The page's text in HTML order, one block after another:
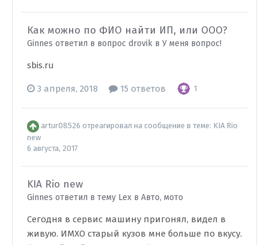
Как можно по ФИО найти ИП, или ООО?
Ginnes ответил в вопрос drovik в У меня вопрос!
sbis.ru
3 апреля, 2018 15 ответов 1
artur08526 отреагировал на сообщение в теме: KIA Rio
new
6 августа, 2017
KIA Rio new
Ginnes ответил в тему Lex в Авто, мото
Сегодня в сервис машину пригонял, видел в
живую. ИМХО старый кузов мне больше по вкусу.